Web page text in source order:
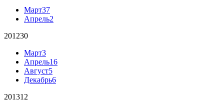
Март37
Апрель2
201230
Март3
Апрель16
Август5
Декабрь6
201312